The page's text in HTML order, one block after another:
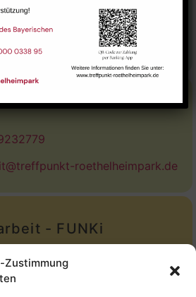
Zustimmung
roethelheimpark.de
roethelheimpark.de
- FUNKi
roethelheimpark.de